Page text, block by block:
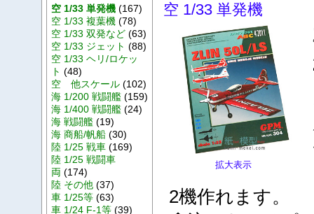
空 1/33 単発機(167)
空 1/33 複葉機(78)
空 1/33 双発など(63)
空 1/33 ジェット (88)
空 1/33 ヘリ/ロケッ
ト (48)
空 他スケール(102)
海 1/200 戦闘艦(159)
海 1/400 戦闘艦(24)
海 戦闘艦(19)
海 商船/帆船(30)
陸 1/25 戦車(169)
陸 1/25 戦闘車
両 (174)
陸 その他(37)
車 1/25等(63)
車 1/24 F-1等(39)
空 1/33 単発機
拡大表示
2機作れます。